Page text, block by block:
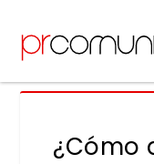
¿Cómo